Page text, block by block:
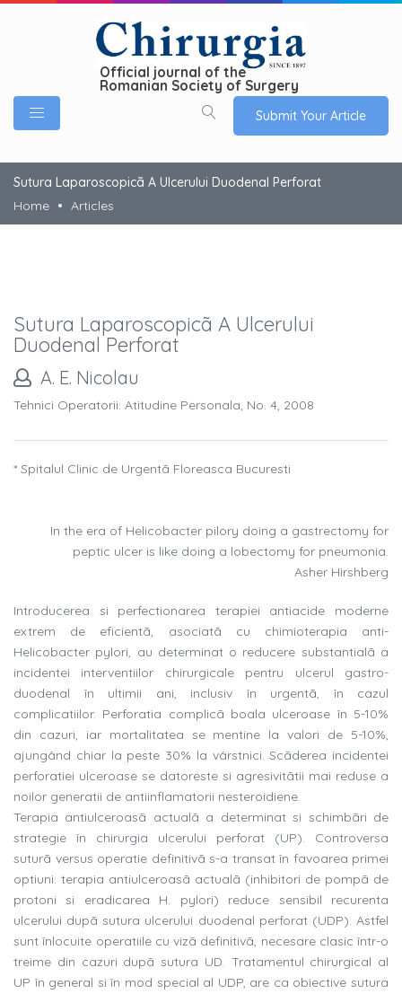
Official journal of the
Romanian Society of Surgery
Submit Your Article
Sutura Laparoscopicã A Ulcerului Duodenal Perforat
Home
Articles
Sutura Laparoscopicã A Ulcerului
Duodenal Perforat
A. E. Nicolau
Tehnici Operatorii: Atitudine Personala, No. 4, 2008
* Spitalul Clinic de Urgentã Floreasca Bucuresti
In the era of Helicobacter pilory doing a gastrectomy for
peptic ulcer is like doing a lobectomy for pneumonia.
Asher Hirshberg
Introducerea si perfectionarea terapiei antiacide moderne
extrem de eficientã, asociatã cu chimioterapia anti-
Helicobacter pylori, au determinat o reducere substantialã a
incidentei interventiilor chirurgicale pentru ulcerul gastro-
duodenal în ultimii ani, inclusiv în urgentã, în cazul
complicatiilor. Perforatia complicã boala ulceroase în 5-10%
din cazuri, iar mortalitatea se mentine la valori de 5-10%,
ajungând chiar la peste 30% la vârstnici. Scãderea incidentei
perforatiei ulceroase se datoreste si agresivitãtii mai reduse a
noilor generatii de antiinflamatorii nesteroidiene.
Terapia antiulceroasã actualã a determinat si schimbãri de
strategie în chirurgia ulcerului perforat (UP). Controversa
suturã versus operatie definitivã s-a transat în favoarea primei
optiuni: terapia antiulceroasã actualã (inhibitori de pompã de
protoni si eradicarea H. pylori) reduce sensibil recurenta
ulcerului dupã sutura ulcerului duodenal perforat (UDP). Astfel
sunt înlocuite operatiile cu vizã definitivã, necesare clasic într-o
treime din cazuri dupã sutura UD. Tratamentul chirurgical al
UP în general si în mod special al UDP, are ca obiective sutura